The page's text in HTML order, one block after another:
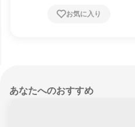
お気に入り
あなたへのおすすめ